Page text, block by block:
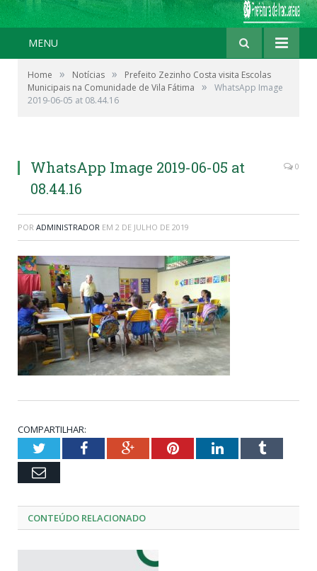
MENU
Home » Notícias »
Prefeito Zezinho Costa visita Escolas
Municipais na Comunidade de Vila Fátima
»
WhatsApp Image
2019-06-05 at 08.44.16
WhatsApp Image 2019-06-05 at
08.44.16
0
POR ADMINISTRADOR EM 2 DE JULHO DE 2019
COMPARTILHAR:
TwitterFacebookGoogle+PinterestLinkedInTumblr
Email
CONTEÚDO RELACIONADO